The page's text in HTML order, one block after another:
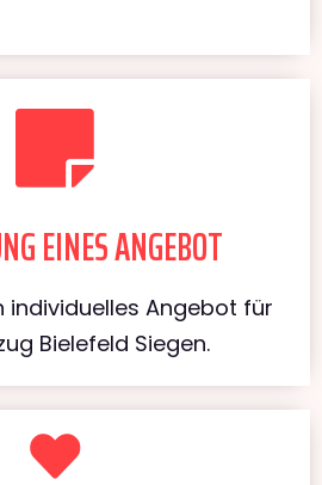
EINES ANGEBOT
individuelles Angebot für
Bielefeld Siegen.